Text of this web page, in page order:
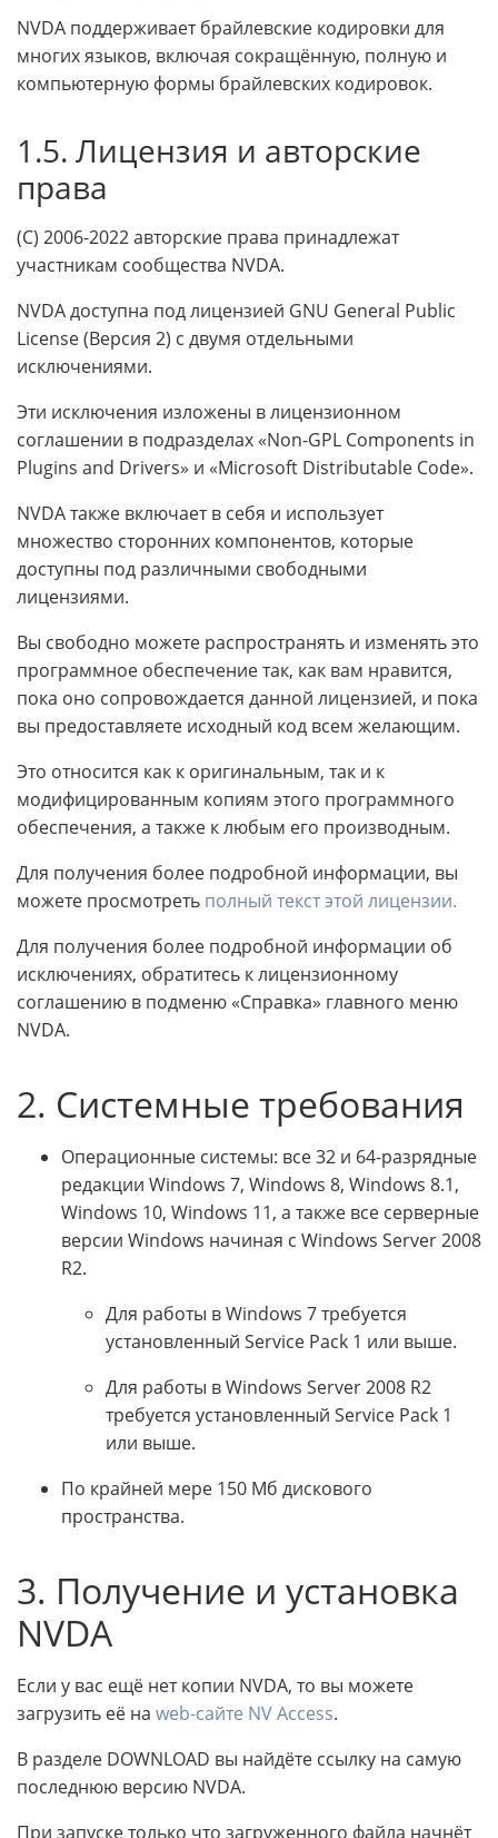
NVDA поддерживает брайлевские кодировки для
многих языков, включая сокращённую, полную и
компьютерную формы брайлевских кодировок.
1.5. Лицензия и авторские
права
(C) 2006-2022 авторские права принадлежат
участникам сообщества NVDA.
NVDA доступна под лицензией GNU General Public
License (Версия 2) с двумя отдельными
исключениями.
Эти исключения изложены в лицензионном
соглашении в подразделах «Non-GPL Components in
Plugins and Drivers» и «Microsoft Distributable Code».
NVDA также включает в себя и использует
множество сторонних компонентов, которые
доступны под различными свободными
лицензиями.
Вы свободно можете распространять и изменять это
программное обеспечение так, как вам нравится,
пока оно сопровождается данной лицензией, и пока
вы предоставляете исходный код всем желающим.
Это относится как к оригинальным, так и к
модифицированным копиям этого программного
обеспечения, а также к любым его производным.
Для получения более подробной информации, вы
можете просмотреть полный текст этой лицензии.
Для получения более подробной информации об
исключениях, обратитесь к лицензионному
соглашению в подменю «Справка» главного меню
NVDA.
2. Системные требования
Операционные системы: все 32 и 64-разрядные
редакции Windows 7, Windows 8, Windows 8.1,
Windows 10, Windows 11, а также все серверные
версии Windows начиная с Windows Server 2008
R2.
Для работы в Windows 7 требуется
установленный Service Pack 1 или выше.
Для работы в Windows Server 2008 R2
требуется установленный Service Pack 1
или выше.
По крайней мере 150 Мб дискового
пространства.
3. Получение и установка
NVDA
Если у вас ещё нет копии NVDA, то вы можете
загрузить её на web-сайте NV Access.
В разделе DOWNLOAD вы найдёте ссылку на самую
последнюю версию NVDA.
При запуске только что загруженного файла начнёт